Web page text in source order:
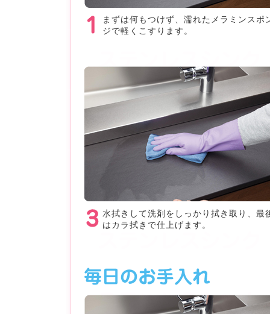
まずは何もつけず、濡れたメラミンスポ
ジで軽くこすります。
水拭きして洗剤をしっかり拭き取り、最
はカラ拭きで仕上げます。